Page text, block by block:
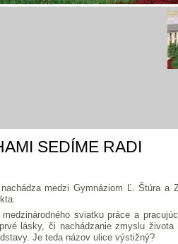
SEDÍME RADI
medzi Gymnáziom Ľ. Štúra a
sviatku práce a
lásky, či nachádzanie zmyslu
Je teda názov ulice výstižný?